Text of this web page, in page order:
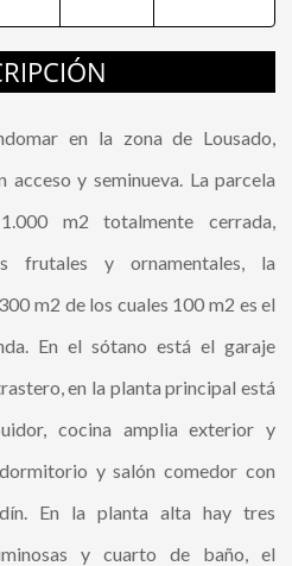
en la zona de Lousado,
y seminueva. La parcela
m2 totalmente cerrada,
frutales y ornamentales, la
m2 de los cuales 100 m2 es el
En el sótano está el garaje
en la planta principal está
cocina amplia exterior y
y salón comedor con
En la planta alta hay tres
y cuarto de baño, el